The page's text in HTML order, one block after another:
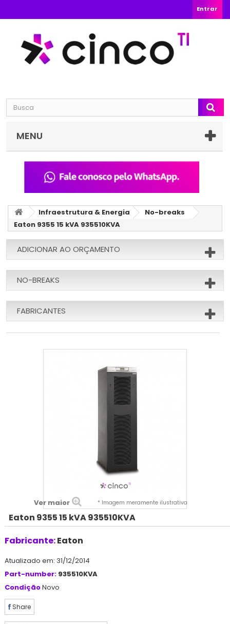
Entrar
MENU
Infraestrutura & Energia
No-breaks
Eaton 9355 15 kVA 935510KVA
ADICIONAR AO ORÇAMENTO
NO-BREAKS
FABRICANTES
Ver maior * Imagem meramente ilustrativa
Eaton 9355 15 kVA 935510KVA
Fabricante:Eaton
Atualizado em: 31/12/2014
Part-number: 935510KVA
CondiçãoNovo
Share